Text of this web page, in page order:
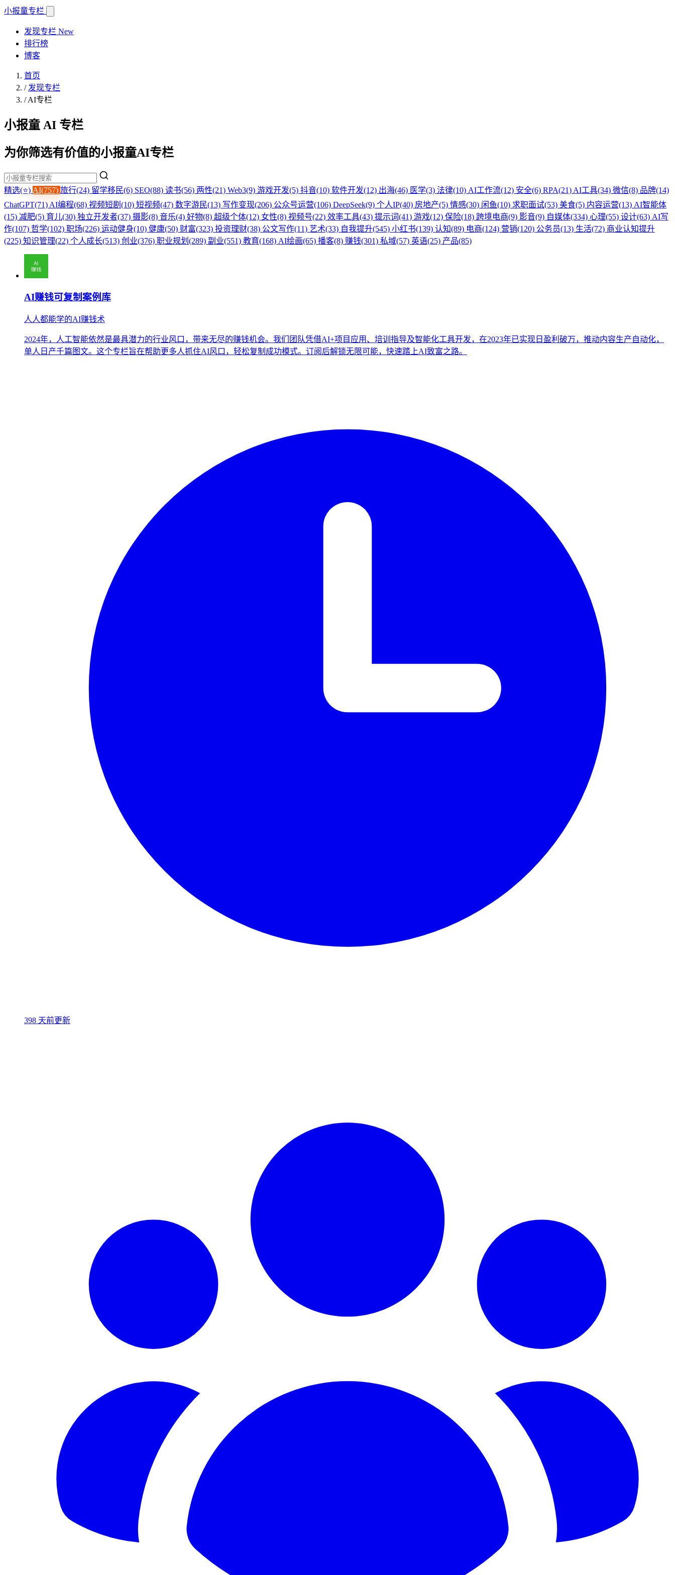
小报童专栏
发现专栏 New
排行榜
博客
首页
/ 发现专栏
/AI专栏
小报童 AI 专栏
为你筛选有价值的小报童AI专栏
精选(⭐) AI(757) 旅行(24) 留学移民(6) SEO(88) 读书(56) 两性(21) Web3(9) 游戏开发(5) 抖音(10) 软件开发(12) 出海(46) 医学(3) 法律(10) AI工作流(12) 安全(6) RPA(21) AI工具(34) 微信(8) 品牌(14)
ChatGPT(71) AI编程(68) 视频短剧(10) 短视频(47) 数字游民(13) 写作变现(206) 公众号运营(106) DeepSeek(9) 个人IP(40) 房地产(5) 情感(30) 闲鱼(10) 求职面试(53) 美食(5) 内容运营(13) AI智能体
(15) 减肥(5) 育儿(30) 独立开发者(37) 摄影(8) 音乐(4) 好物(8) 超级个体(12) 女性(8) 视频号(22) 效率工具(43) 提示词(41) 游戏(12) 保险(18) 跨境电商(9) 影音(9) 自媒体(334) 心理(55) 设计(63) AI写
作(107) 哲学(102) 职场(226) 运动健身(10) 健康(50) 财富(323) 投资理财(38) 公文写作(11) 艺术(33) 自我提升(545) 小红书(139) 认知(89) 电商(124) 营销(120) 公务员(13) 生活(72) 商业认知提升
(225) 知识管理(22) 个人成长(513) 创业(376) 职业规划(289) 副业(551) 教育(168) AI绘画(65) 播客(8) 赚钱(301) 私域(57) 英语(25) 产品(85)
AI赚钱可复制案例库
人人都能学的AI赚钱术
2024年，人工智能依然是最具潜力的行业风口，带来无尽的赚钱机会。我们团队凭借AI+项目应用、培训指导及智能化工具开发，在2023年已实现日盈利破万，推动内容生产自动化，
单人日产千篇图文。这个专栏旨在帮助更多人抓住AI风口，轻松复制成功模式。订阅后解锁无限可能，快速踏上AI致富之路。
398 天前更新